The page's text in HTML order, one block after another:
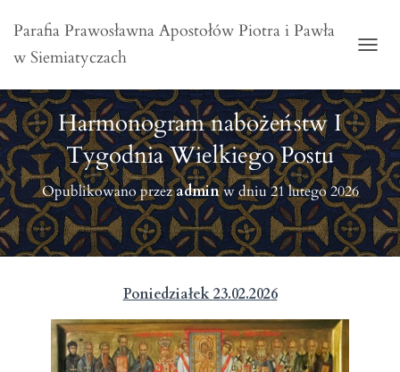
Parafia Prawosławna Apostołów Piotra i Pawła
w Siemiatyczach
Harmonogram nabożeństw I
Tygodnia Wielkiego Postu
Opublikowano przezadminw dniu21 lutego 2026
Poniedziałek23.02.2026